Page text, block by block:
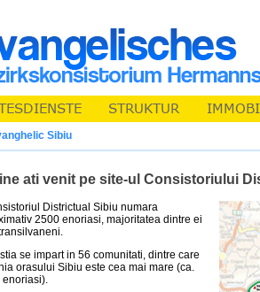
Sibiu
ati venit pe site-ul Consistoriului
Districtual Sibiu numara
2500 enoriasi, majoritatea dintre ei
se impart in 56 comunitati, dintre care
orasului Sibiu este cea mai mare (ca.
enoriasi).